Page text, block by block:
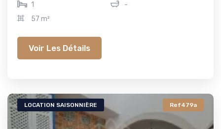
1
-
57 m²
Voir Les Détails
LOCATION SAISONNIÈRE Ref479a